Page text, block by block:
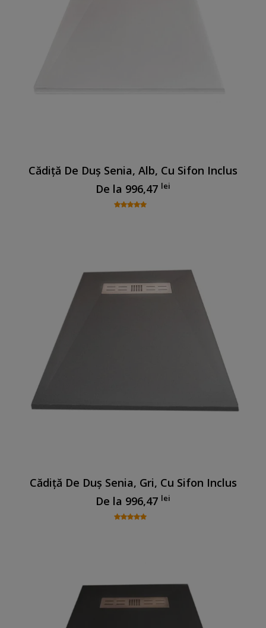
Cădiță De Duș Senia, Alb, Cu Sifon Inclus
De la 996,47 lei
Cădiță De Duș Senia, Gri, Cu Sifon Inclus
De la 996,47 lei